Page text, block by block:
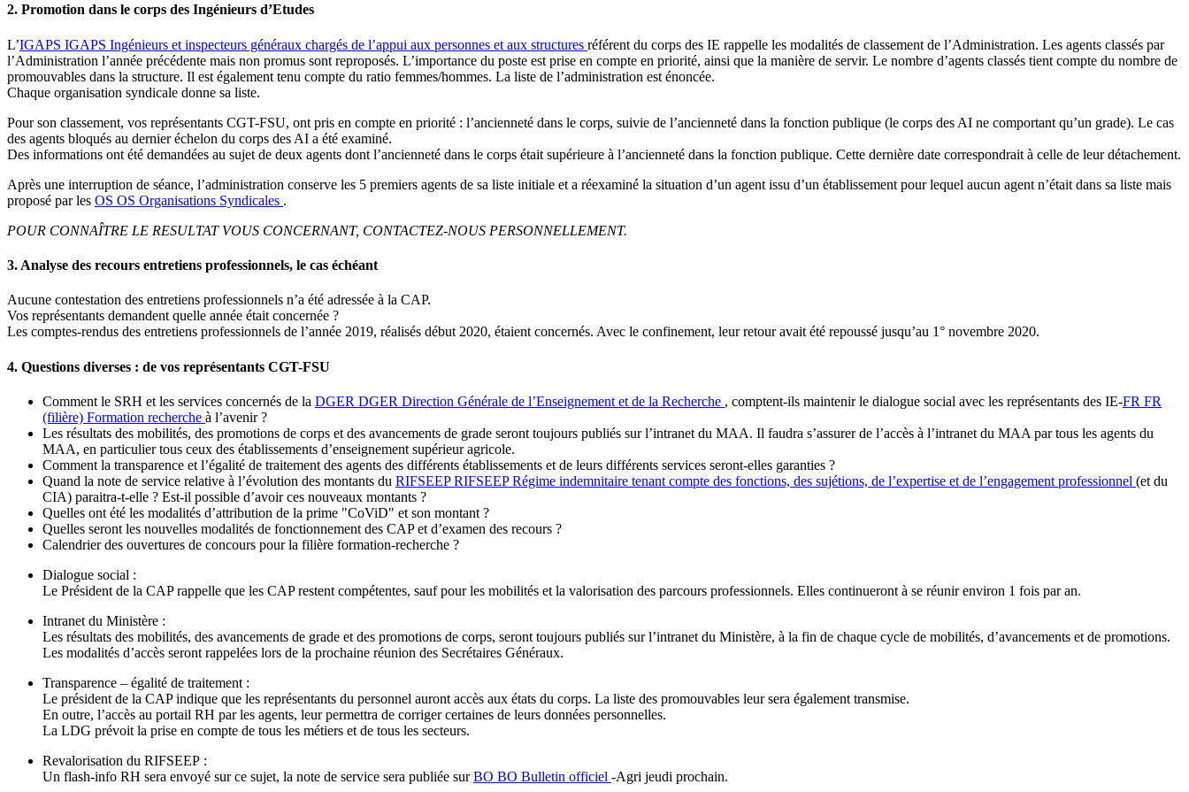
2. Promotion dans le corps des Ingénieurs d’Etudes
L’IGAPS IGAPS Ingénieurs et inspecteurs généraux chargés de l’appui aux personnes et aux structures référent du corps des IE rappelle les modalités de classement de l’Administration. Les agents classés par
l’Administration l’année précédente mais non promus sont reproposés. L’importance du poste est prise en compte en priorité, ainsi que la manière de servir. Le nombre d’agents classés tient compte du nombre de
promouvables dans la structure. Il est également tenu compte du ratio femmes/hommes. La liste de l’administration est énoncée.
Chaque organisation syndicale donne sa liste.
Pour son classement, vos représentants CGT-FSU, ont pris en compte en priorité : l’ancienneté dans le corps, suivie de l’ancienneté dans la fonction publique (le corps des AI ne comportant qu’un grade). Le cas
des agents bloqués au dernier échelon du corps des AI a été examiné.
Des informations ont été demandées au sujet de deux agents dont l’ancienneté dans le corps était supérieure à l’ancienneté dans la fonction publique. Cette dernière date correspondrait à celle de leur détachement.
Après une interruption de séance, l’administration conserve les 5 premiers agents de sa liste initiale et a réexaminé la situation d’un agent issu d’un établissement pour lequel aucun agent n’était dans sa liste mais
proposé par les OS OS Organisations Syndicales .
POUR CONNAÎTRE LE RESULTAT VOUS CONCERNANT, CONTACTEZ-NOUS PERSONNELLEMENT.
3. Analyse des recours entretiens professionnels, le cas échéant
Aucune contestation des entretiens professionnels n’a été adressée à la CAP.
Vos représentants demandent quelle année était concernée ?
Les comptes-rendus des entretiens professionnels de l’année 2019, réalisés début 2020, étaient concernés. Avec le confinement, leur retour avait été repoussé jusqu’au 1° novembre 2020.
4. Questions diverses : de vos représentants CGT-FSU
Comment le SRH et les services concernés de la DGER DGER Direction Générale de l’Enseignement et de la Recherche , comptent-ils maintenir le dialogue social avec les représentants des IE-FR FR
(filière) Formation recherche à l’avenir ?
Les résultats des mobilités, des promotions de corps et des avancements de grade seront toujours publiés sur l’intranet du MAA. Il faudra s’assurer de l’accès à l’intranet du MAA par tous les agents du
MAA, en particulier tous ceux des établissements d’enseignement supérieur agricole.
Comment la transparence et l’égalité de traitement des agents des différents établissements et de leurs différents services seront-elles garanties ?
Quand la note de service relative à l’évolution des montants du RIFSEEP RIFSEEP Régime indemnitaire tenant compte des fonctions, des sujétions, de l’expertise et de l’engagement professionnel (et du
CIA) paraitra-t-elle ? Est-il possible d’avoir ces nouveaux montants ?
Quelles ont été les modalités d’attribution de la prime "CoViD" et son montant ?
Quelles seront les nouvelles modalités de fonctionnement des CAP et d’examen des recours ?
Calendrier des ouvertures de concours pour la filière formation-recherche ?
Dialogue social :
Le Président de la CAP rappelle que les CAP restent compétentes, sauf pour les mobilités et la valorisation des parcours professionnels. Elles continueront à se réunir environ 1 fois par an.
Intranet du Ministère :
Les résultats des mobilités, des avancements de grade et des promotions de corps, seront toujours publiés sur l’intranet du Ministère, à la fin de chaque cycle de mobilités, d’avancements et de promotions.
Les modalités d’accès seront rappelées lors de la prochaine réunion des Secrétaires Généraux.
Transparence – égalité de traitement :
Le président de la CAP indique que les représentants du personnel auront accès aux états du corps. La liste des promouvables leur sera également transmise.
En outre, l’accès au portail RH par les agents, leur permettra de corriger certaines de leurs données personnelles.
La LDG prévoit la prise en compte de tous les métiers et de tous les secteurs.
Revalorisation du RIFSEEP :
Un flash-info RH sera envoyé sur ce sujet, la note de service sera publiée surBO BO Bulletin officiel -Agri jeudi prochain.